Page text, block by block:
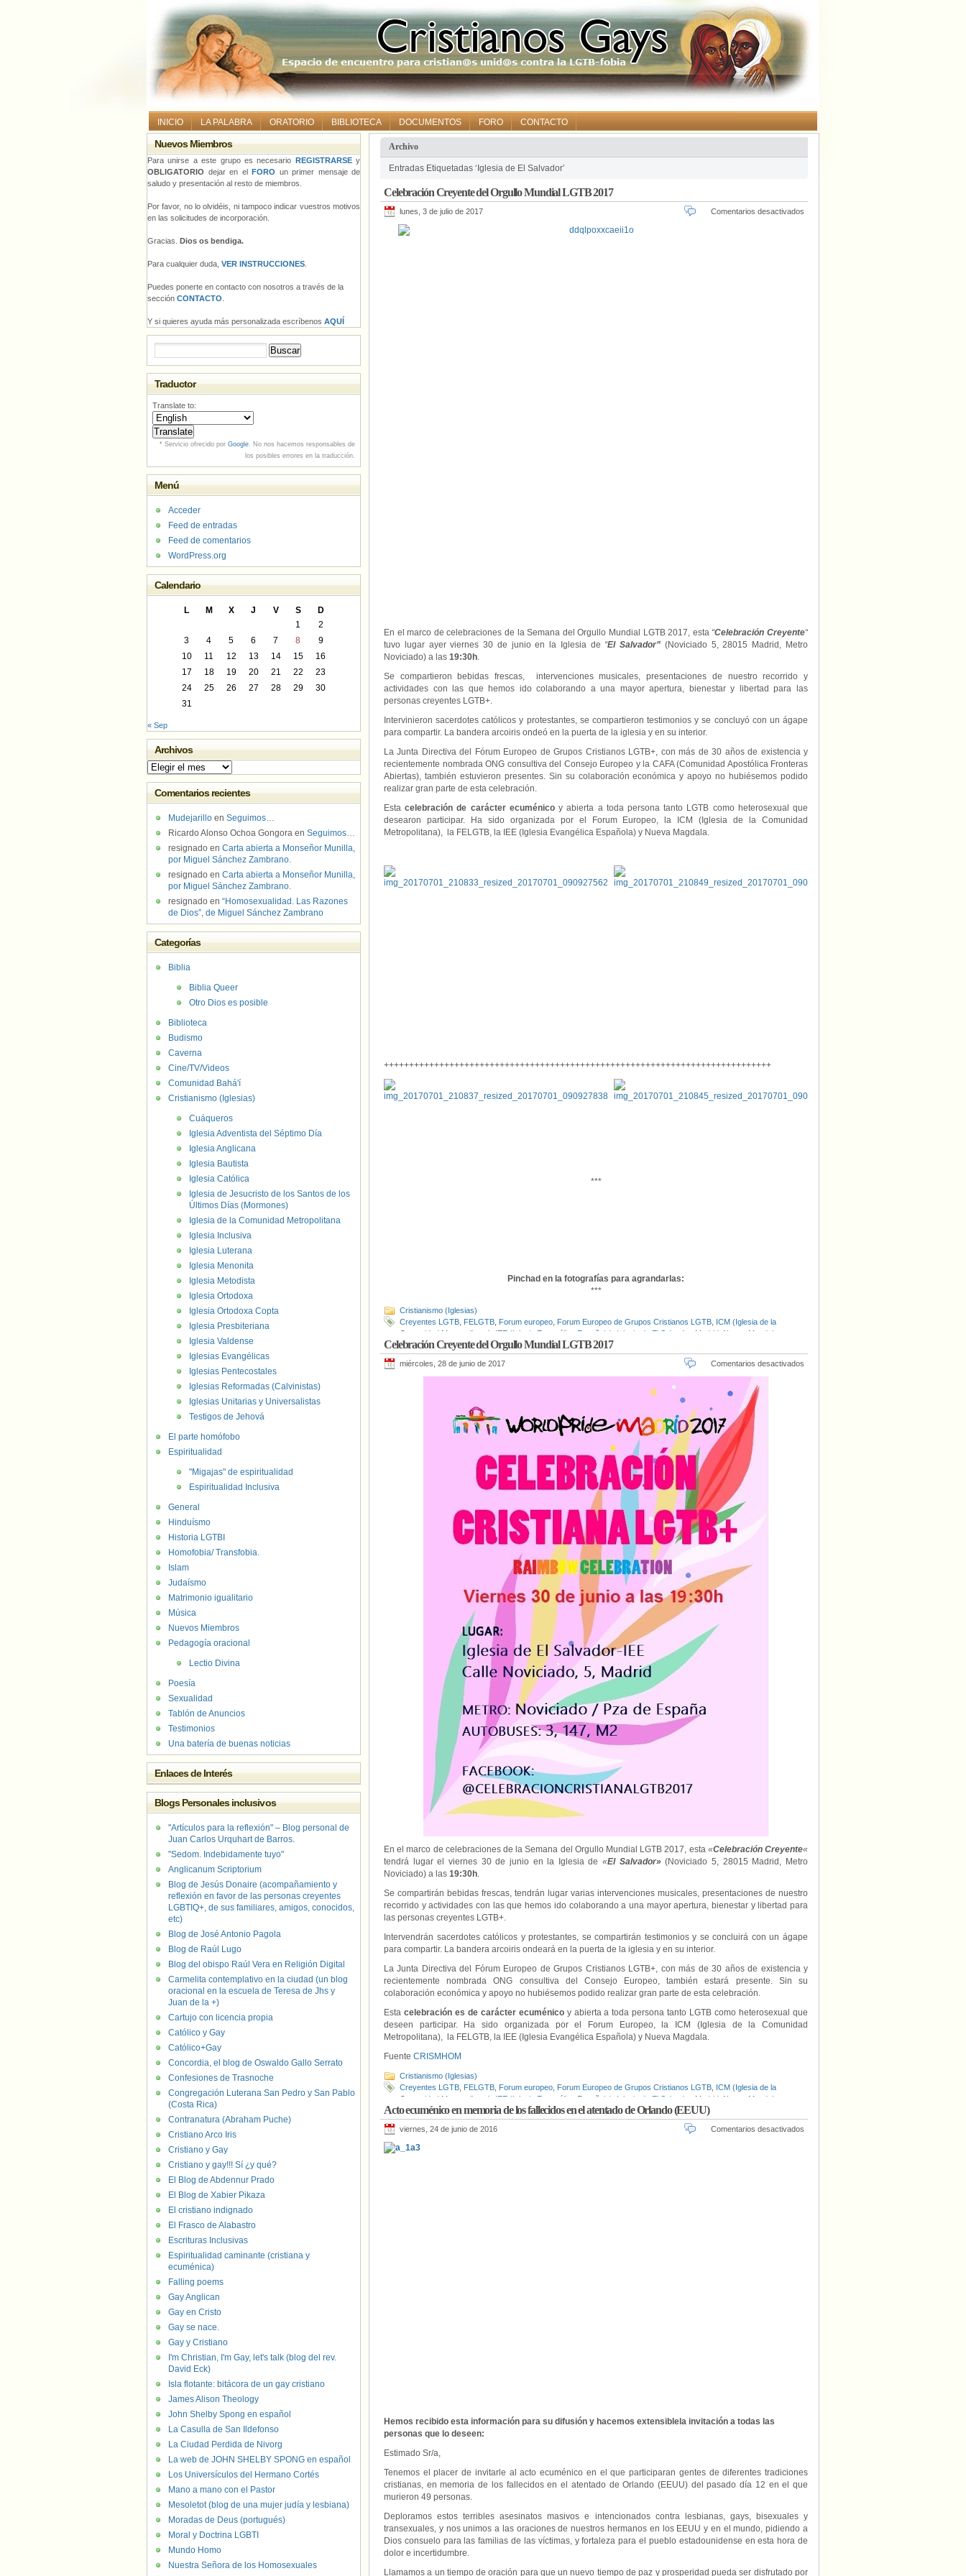
INICIO LA PALABRA ORATORIO BIBLIOTECA DOCUMENTOS FORO CONTACTO
Archivo
Entradas Etiquetadas ‘Iglesia de El Salvador’
Celebración Creyente del Orgullo Mundial LGTB 2017
lunes, 3 de julio de 2017 Comentarios desactivados
En el marco de celebraciones de la Semana del Orgullo Mundial LGTB 2017, esta “Celebración Creyente“
tuvo lugar ayer viernes 30 de junio en la Iglesia de “El Salvador” (Noviciado 5, 28015 Madrid, Metro
Noviciado) a las 19:30h.
Se compartieron bebidas frescas, intervenciones musicales, presentaciones de nuestro recorrido y
actividades con las que hemos ido colaborando a una mayor apertura, bienestar y libertad para las
personas creyentes LGTB+.
Intervinieron sacerdotes católicos y protestantes, se compartieron testimonios y se concluyó con un ágape
para compartir. La bandera arcoiris ondeó en la puerta de la iglesia y en su interior.
La Junta Directiva del Fórum Europeo de Grupos Cristianos LGTB+, con más de 30 años de existencia y
recientemente nombrada ONG consultiva del Consejo Europeo y la CAFA (Comunidad Apostólica Fronteras
Abiertas), también estuvieron presentes. Sin su colaboración económica y apoyo no hubiésemos podido
realizar gran parte de esta celebración.
Estacelebración de carácter ecuménicoy abierta a toda persona tanto LGTB como heterosexual que
desearon participar. Ha sido organizada por el Forum Europeo, la ICM (Iglesia de la Comunidad
Metropolitana), la FELGTB, la IEE (Iglesia Evangélica Española) y Nueva Magdala.
+++++++++++++++++++++++++++++++++++++++++++++++++++++++++++++++++++++++++++++
***
Pinchad en la fotografías para agrandarlas:
***
Cristianismo (Iglesias)
Creyentes LGTB FELGTB Forum europeo Forum Europeo de Grupos Cristianos LGTB ICM (Iglesia de la
Comunidad Metropolitana)
IEE (Iglesia Evangélica Española) Iglesia de El Salvador Madrid Nueva Magdala
Orgullo Mundial LGTB 2017
Celebración Creyente del Orgullo Mundial LGTB 2017
miércoles, 28 de junio de 2017 Comentarios desactivados
En el marco de celebraciones de la Semana del Orgullo Mundial LGTB 2017, esta «Celebración Creyente«
tendrá lugar el viernes 30 de junio en la Iglesia de«El Salvador»(Noviciado 5, 28015 Madrid, Metro
Noviciado) a las 19:30h.
Se compartirán bebidas frescas, tendrán lugar varias intervenciones musicales, presentaciones de nuestro
recorrido y actividades con las que hemos ido colaborando a una mayor apertura, bienestar y libertad para
las personas creyentes LGTB+.
Intervendrán sacerdotes católicos y protestantes, se compartirán testimonios y se concluirá con un ágape
para compartir. La bandera arcoiris ondeará en la puerta de la iglesia y en su interior.
La Junta Directiva del Fórum Europeo de Grupos Cristianos LGTB+, con más de 30 años de existencia y
recientemente nombrada ONG consultiva del Consejo Europeo, también estará presente. Sin su
colaboración económica y apoyo no hubiésemos podido realizar gran parte de esta celebración.
Esta celebración es de carácter ecuménicoy abierta a toda persona tanto LGTB como heterosexual que
deseen participar. Ha sido organizada por el Forum Europeo, la ICM (Iglesia de la Comunidad
Metropolitana), la FELGTB, la IEE (Iglesia Evangélica Española) y Nueva Magdala.
Fuente CRISMHOM
Cristianismo (Iglesias)
Creyentes LGTB FELGTB Forum europeo Forum Europeo de Grupos Cristianos LGTB ICM (Iglesia de la
Comunidad Metropolitana)
IEE (Iglesia Evangélica Española) Iglesia de El Salvador Madrid Nueva Magdala
Orgullo Mundial LGTB 2017
Acto ecuménico en memoria de los fallecidos en el atentado de Orlando (EEUU)
viernes, 24 de junio de 2016 Comentarios desactivados
Hemos recibido esta información para su difusión y hacemos extensiblela invitación a todas las
personas que lo deseen:
Estimado Sr/a,
Tenemos el placer de invitarle al acto ecuménico en el que participaran gentes de diferentes tradiciones
cristianas, en memoria de los fallecidos en el atentado de Orlando (EEUU) del pasado día 12 en el que
murieron 49 personas.
Deploramos estos terribles asesinatos masivos e intencionados contra lesbianas, gays, bisexuales y
transexuales, y nos unimos a las oraciones de nuestros hermanos en los EEUU y en el mundo, pidiendo a
Dios consuelo para las familias de las víctimas, y fortaleza para el pueblo estadounidense en esta hora de
dolor e incertidumbre.
Llamamos a un tiempo de oración para que un nuevo tiempo de paz y prosperidad pueda ser disfrutado por
Nuevos Miembros
Para unirse a este grupo es necesario REGISTRARSEy
OBLIGATORIO dejar en el FORO un primer mensaje de
saludo y presentación al resto de miembros.
Por favor, no lo olvidéis, ni tampoco indicar vuestros motivos
en las solicitudes de incorporación.
Gracias. Dios os bendiga.
Para cualquier duda, VER INSTRUCCIONES
Puedes ponerte en contacto con nosotros a través de la
sección CONTACTO
Y si quieres ayuda más personalizada escríbenos AQUÍ
Traductor
Translate to:
* Servicio ofrecido por Google. No nos hacemos responsables de
los posibles errores en la traducción.
Menú
Acceder
Feed de entradas
Feed de comentarios
WordPress.org
Calendario
L M X J V S
D
1
2
3
4 5 6 7 8
9
10
11 12 13 14 15
16
17
18 19 20 21 22
23
24
25 26 27 28 29
30
31
« Sep
Archivos
Archivos
Comentarios recientes
Mudejarillo en Seguimos…
Ricardo Alonso Ochoa Gongora en Seguimos…
resignado en Carta abierta a Monseñor Munilla,
por Miguel Sánchez Zambrano.
resignado en Carta abierta a Monseñor Munilla,
por Miguel Sánchez Zambrano.
resignado en “Homosexualidad. Las Razones
de Dios”, de Miguel Sánchez Zambrano
Categorías
Biblia
Biblia Queer
Otro Dios es posible
Biblioteca
Budismo
Caverna
Cine/TV/Videos
Comunidad Bahá'í
Cristianismo (Iglesias)
Cuáqueros
Iglesia Adventista del Séptimo Día
Iglesia Anglicana
Iglesia Bautista
Iglesia Católica
Iglesia de Jesucristo de los Santos de los
Últimos Días (Mormones)
Iglesia de la Comunidad Metropolitana
Iglesia Inclusiva
Iglesia Luterana
Iglesia Menonita
Iglesia Metodista
Iglesia Ortodoxa
Iglesia Ortodoxa Copta
Iglesia Presbiteriana
Iglesia Valdense
Iglesias Evangélicas
Iglesias Pentecostales
Iglesias Reformadas (Calvinistas)
Iglesias Unitarias y Universalistas
Testigos de Jehová
El parte homófobo
Espiritualidad
"Migajas" de espiritualidad
Espiritualidad Inclusiva
General
Hinduísmo
Historia LGTBI
Homofobia/ Transfobia.
Islam
Judaísmo
Matrimonio igualitario
Música
Nuevos Miembros
Pedagogía oracional
Lectio Divina
Poesía
Sexualidad
Tablón de Anuncios
Testimonios
Una batería de buenas noticias
Enlaces de Interés
Blogs Personales inclusivos
"Artículos para la reflexión" – Blog personal de
Juan Carlos Urquhart de Barros.
"Sedom. Indebidamente tuyo"
Anglicanum Scriptorium
Blog de Jesús Donaire (acompañamiento y
reflexión en favor de las personas creyentes
LGBTIQ+, de sus familiares, amigos, conocidos,
etc)
Blog de José Antonio Pagola
Blog de Raúl Lugo
Blog del obispo Raúl Vera en Religión Digital
Carmelita contemplativo en la ciudad (un blog
oracional en la escuela de Teresa de Jhs y
Juan de la +)
Cartujo con licencia propia
Católico y Gay
Católico+Gay
Concordia, el blog de Oswaldo Gallo Serrato
Confesiones de Trasnoche
Congregación Luterana San Pedro y San Pablo
(Costa Rica)
Contranatura (Abraham Puche)
Cristiano Arco Iris
Cristiano y Gay
Cristiano y gay!!! Sí ¿y qué?
El Blog de Abdennur Prado
El Blog de Xabier Pikaza
El cristiano indignado
El Frasco de Alabastro
Escrituras Inclusivas
Espiritualidad caminante (cristiana y
ecuménica)
Falling poems
Gay Anglican
Gay en Cristo
Gay se nace.
Gay y Cristiano
I'm Christian, I'm Gay, let's talk (blog del rev.
David Eck)
Isla flotante: bitácora de un gay cristiano
James Alison Theology
John Shelby Spong en español
La Casulla de San Ildefonso
La Ciudad Perdida de Nivorg
La web de JOHN SHELBY SPONG en español
Los Universículos del Hermano Cortés
Mano a mano con el Pastor
Mesoletot (blog de una mujer judía y lesbiana)
Moradas de Deus (portugués)
Moral y Doctrina LGBTI
Mundo Homo
Nuestra Señora de los Homosexuales